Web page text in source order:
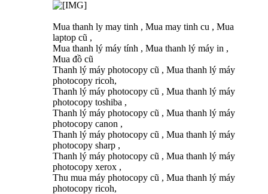
Mua thanh ly may tinh , Mua may tinh cu , Mua
laptop cũ ,
Mua thanh lý máy tính , Mua thanh lý máy in ,
Mua đồ cũ
Thanh lý máy photocopy cũ , Mua thanh lý máy
photocopy ricoh,
Thanh lý máy photocopy cũ , Mua thanh lý máy
photocopy toshiba ,
Thanh lý máy photocopy cũ , Mua thanh lý máy
photocopy canon ,
Thanh lý máy photocopy cũ , Mua thanh lý máy
photocopy sharp ,
Thanh lý máy photocopy cũ , Mua thanh lý máy
photocopy xerox ,
Thu mua máy photocopy cũ , Mua thanh lý máy
photocopy ricoh,